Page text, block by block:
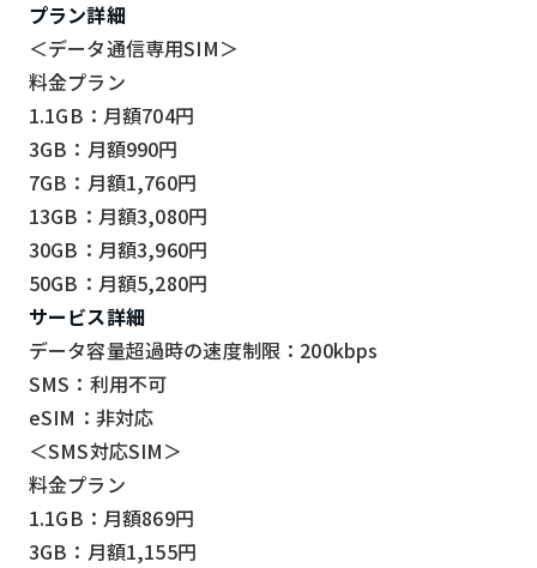
プラン詳細
＜データ通信専用SIM＞
料金プラン
1.1GB：月額704円
3GB：月額990円
7GB：月額1,760円
13GB：月額3,080円
30GB：月額3,960円
50GB：月額5,280円
サービス詳細
データ容量超過時の速度制限：200kbps
SMS：利用不可
eSIM：非対応
＜SMS対応SIM＞
料金プラン
1.1GB：月額869円
3GB：月額1,155円